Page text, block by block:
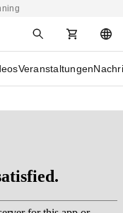
Veranstaltungen